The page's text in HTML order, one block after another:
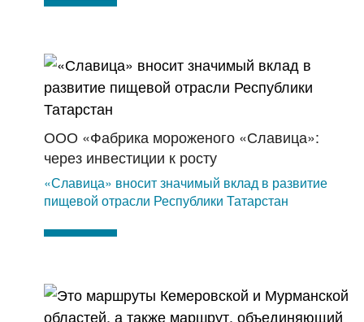
ООО «Фабрика мороженого «Славица»:
через инвестиции к росту
«Славица» вносит значимый вклад в развитие
пищевой отрасли Республики Татарстан